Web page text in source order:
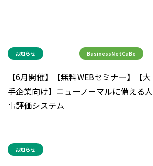
【6月開催】【無料WEBセミナー】【大
手企業向け】ニューノーマルに備える人
事評価システム
お知らせ BusinessNetCuBe
お知らせ